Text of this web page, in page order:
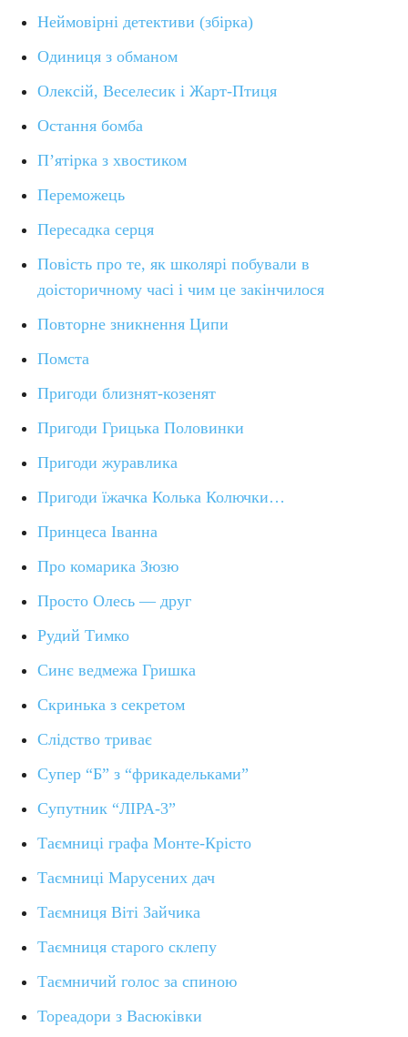
Неймовірні детективи (збірка)
Одиниця з обманом
Олексій, Веселесик і Жарт-Птиця
Остання бомба
П’ятірка з хвостиком
Переможець
Пересадка серця
Повість про те, як школярі побували в
доісторичному часі і чим це закінчилося
Повторне зникнення Ципи
Помста
Пригоди близнят-козенят
Пригоди Грицька Половинки
Пригоди журавлика
Пригоди їжачка Колька Колючки…
Принцеса Іванна
Про комарика Зюзю
Просто Олесь — друг
Рудий Тимко
Синє ведмежа Гришка
Скринька з секретом
Слідство триває
Супер “Б” з “фрикадельками”
Супутник “ЛІРА-3”
Таємниці графа Монте-Крісто
Таємниці Марусених дач
Таємниця Віті Зайчика
Таємниця старого склепу
Таємничий голос за спиною
Тореадори з Васюківки